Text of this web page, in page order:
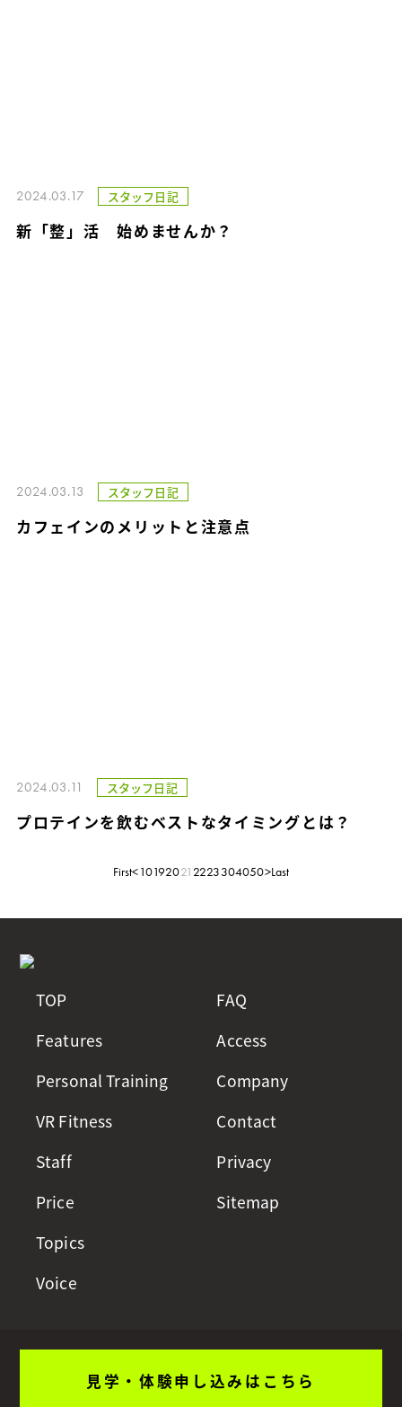
2024.03.17 スタッフ日記
新「整」活 始めませんか？
2024.03.13 スタッフ日記
カフェインのメリットと注意点
2024.03.11 スタッフ日記
プロテインを飲むベストなタイミングとは？
First<10192021 2223304050>Last
TOP
Features
Personal Training
VR Fitness
Staff
Price
Topics
Voice
FAQ
Access
Company
Contact
Privacy
Sitemap
見学・体験申し込みはこちら